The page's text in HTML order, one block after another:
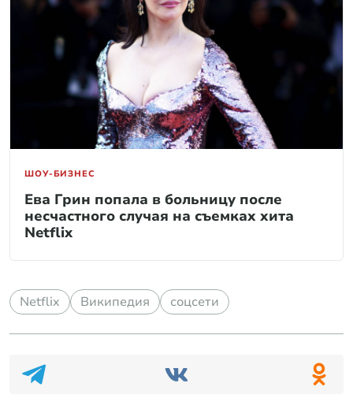
ШОУ-БИЗНЕС
Ева Грин попала в больницу после
несчастного случая на съемках хита
Netflix
Netflix Википедия соцсети